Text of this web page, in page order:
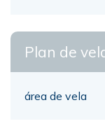
Plan de
área de vela